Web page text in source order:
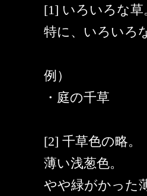
[1] いろいろな草
特に、いろいろ
例）
・庭の千草
[2] 千草色の略。
薄い浅葱色。
やや緑がかった